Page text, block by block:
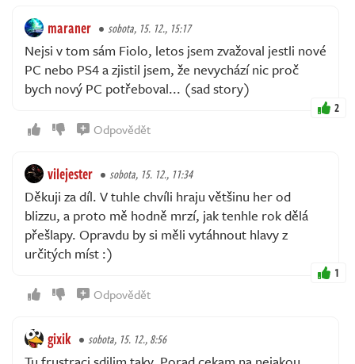
maraner sobota, 15. 12., 15:17
Nejsi v tom sám Fiolo, letos jsem zvažoval jestli nové
PC nebo PS4 a zjistil jsem, že nevychází nic proč
bych nový PC potřeboval... (sad story)
2
Odpovědět
vilejester sobota, 15. 12., 11:34
Děkuji za díl. V tuhle chvíli hraju většinu her od
blizzu, a proto mě hodně mrzí, jak tenhle rok dělá
přešlapy. Opravdu by si měli vytáhnout hlavy z
určitých míst :)
1
Odpovědět
gixik sobota, 15. 12., 8:56